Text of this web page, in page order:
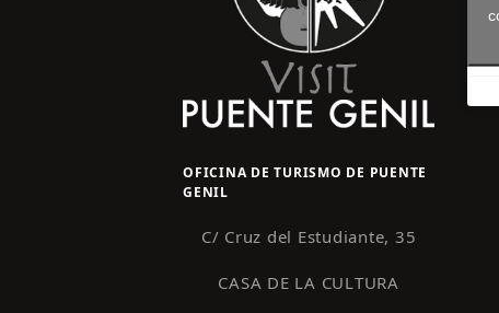
OFICINA DE TURISMO DE PUENTE
GENIL
C/ Cruz del Estudiante, 35
CASA DE LA CULTURA